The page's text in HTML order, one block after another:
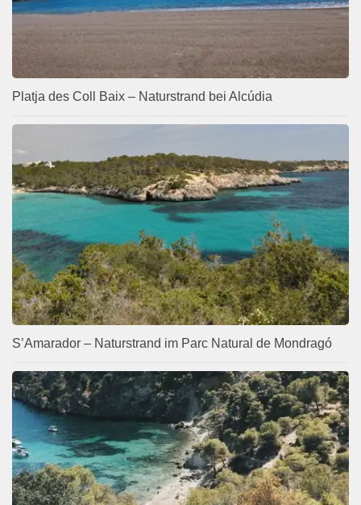
Platja des Coll Baix – Naturstrand bei Alcúdia
S’Amarador – Naturstrand im Parc Natural de Mondragó